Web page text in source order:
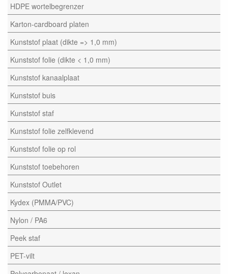
HDPE wortelbegrenzer
Karton-cardboard platen
Kunststof plaat (dikte => 1,0 mm)
Kunststof folie (dikte < 1,0 mm)
Kunststof kanaalplaat
Kunststof buis
Kunststof staf
Kunststof folie zelfklevend
Kunststof folie op rol
Kunststof toebehoren
Kunststof Outlet
Kydex (PMMA/PVC)
Nylon / PA6
Peek staf
PET-vilt